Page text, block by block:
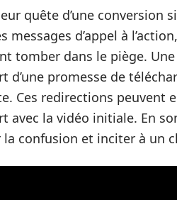
quête d’une
messages d’appel à
tomber dans le piège.
d’une promesse de
Ces redirections peuvent
avec la vidéo initiale. En
la confusion et inciter à un